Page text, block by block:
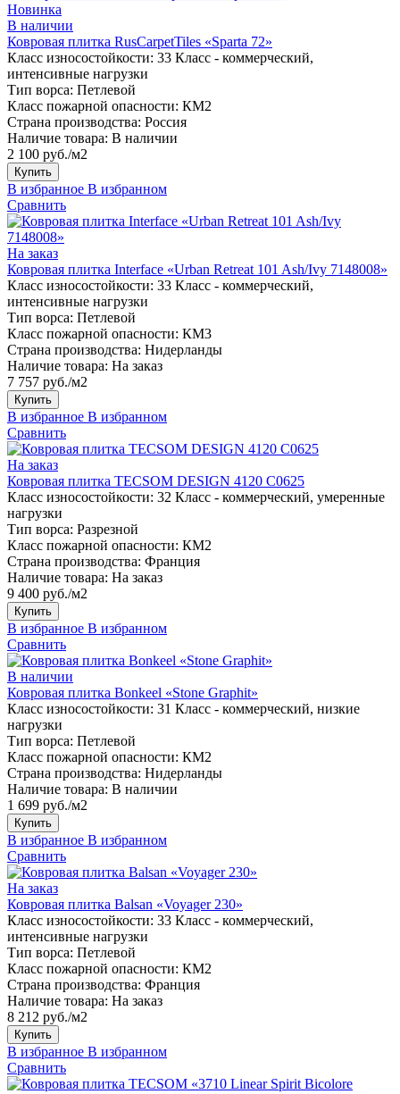
Новинка
В наличии
Ковровая плитка RusCarpetTiles «Sparta 72»
Класс износостойкости: 33 Класс - коммерческий,
интенсивные нагрузки
Тип ворса: Петлевой
Класс пожарной опасности: КМ2
Страна производства: Россия
Наличие товара: В наличии
2 100 руб./м2
Купить
В избранное В избранном
Сравнить
На заказ
Ковровая плитка Interface «Urban Retreat 101 Ash/Ivy 7148008»
Класс износостойкости: 33 Класс - коммерческий,
интенсивные нагрузки
Тип ворса: Петлевой
Класс пожарной опасности: КМ3
Страна производства: Нидерланды
Наличие товара: На заказ
7 757 руб./м2
Купить
В избранное В избранном
Сравнить
На заказ
Ковровая плитка TECSOM DESIGN 4120 C0625
Класс износостойкости: 32 Класс - коммерческий, умеренные
нагрузки
Тип ворса: Разрезной
Класс пожарной опасности: КМ2
Страна производства: Франция
Наличие товара: На заказ
9 400 руб./м2
Купить
В избранное В избранном
Сравнить
В наличии
Ковровая плитка Bonkeel «Stone Graphit»
Класс износостойкости: 31 Класс - коммерческий, низкие
нагрузки
Тип ворса: Петлевой
Класс пожарной опасности: КМ2
Страна производства: Нидерланды
Наличие товара: В наличии
1 699 руб./м2
Купить
В избранное В избранном
Сравнить
На заказ
Ковровая плитка Balsan «Voyager 230»
Класс износостойкости: 33 Класс - коммерческий,
интенсивные нагрузки
Тип ворса: Петлевой
Класс пожарной опасности: КМ2
Страна производства: Франция
Наличие товара: На заказ
8 212 руб./м2
Купить
В избранное В избранном
Сравнить